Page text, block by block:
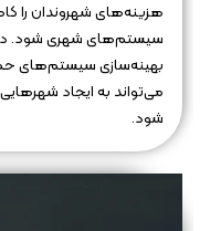
هزینه‌های شهروندان را
سیستم‌های شهری شود. در
بهینه‌سازی سیستم‌های
می‌تواند به ایجاد
شود.